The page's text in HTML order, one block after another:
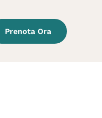
Prenota Ora